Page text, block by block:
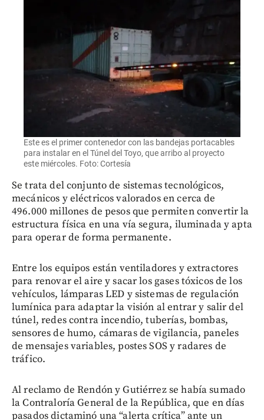
Este es el primer contenedor con las bandejas portacables
para instalar en el Túnel del Toyo, que arribo al proyecto
este miércoles. Foto: Cortesía
Se trata del conjunto de sistemas tecnológicos,
mecánicos y eléctricos valorados en cerca de
496.000 millones de pesos que permiten convertir la
estructura física en una vía segura, iluminada y apta
para operar de forma permanente.
Entre los equipos están ventiladores y extractores
para renovar el aire y sacar los gases tóxicos de los
vehículos, lámparas LED y sistemas de regulación
lumínica para adaptar la visión al entrar y salir del
túnel, redes contra incendio, tuberías, bombas,
sensores de humo, cámaras de vigilancia, paneles
de mensajes variables, postes SOS y radares de
tráfico.
Al reclamo de Rendón y Gutiérrez se había sumado
la Contraloría General de la República, que en días
pasados dictaminó una “alerta crítica” ante un